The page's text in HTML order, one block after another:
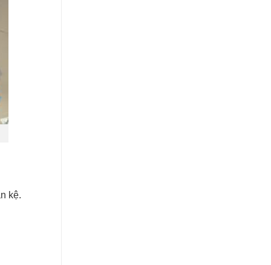
kệ.